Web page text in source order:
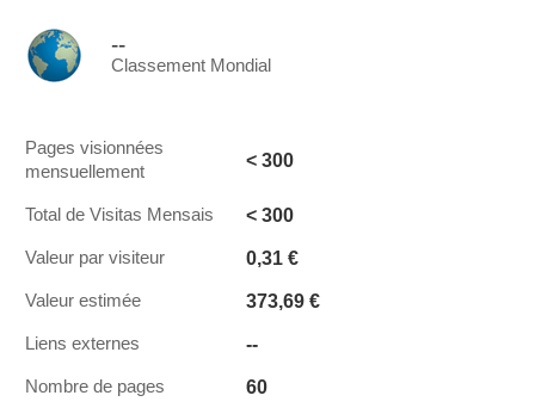
--
Classement Mondial
Pages visionnées
mensuellement
< 300
Total de Visitas Mensais < 300
Valeur par visiteur 0,31 €
Valeur estimée 373,69 €
Liens externes --
Nombre de pages 60